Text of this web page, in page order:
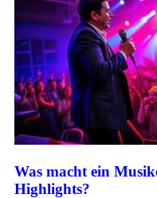
Was macht ein
Highlights?